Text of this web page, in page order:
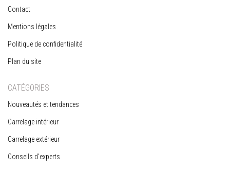
Contact
Mentions légales
Politique de confidentialité
Plan du site
CATÉGORIES
Nouveautés et tendances
Carrelage intérieur
Carrelage extérieur
Conseils d’experts